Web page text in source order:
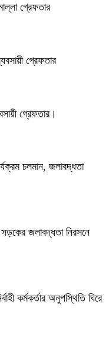
গ্রেফতার
গ্রেফতার
গ্রেফতার।
চলমান, জলাবদ্ধতা
সড়কের জলাবদ্ধতা নিরসনে
কর্মকর্তার অনুপস্থিতি ঘিরে